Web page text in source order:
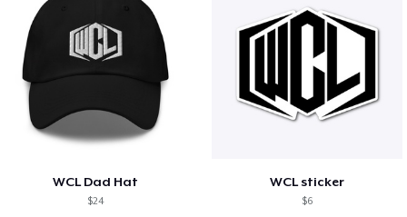
WCL Dad Hat
$24
WCL sticker
$6